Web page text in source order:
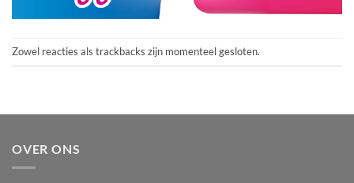
Zowel reacties als trackbacks zijn momenteel gesloten.
OVER ONS